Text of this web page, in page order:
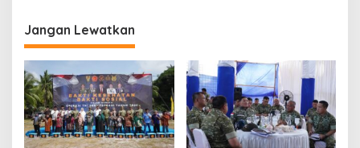
g
a
s
i
p
o
Jangan Lewatkan